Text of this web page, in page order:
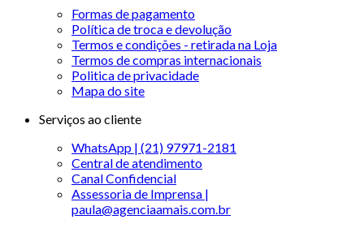
Formas de pagamento
Política de troca e devolução
Termos e condições - retirada na Loja
Termos de compras internacionais
Politica de privacidade
Mapa do site
Serviços ao cliente
WhatsApp | (21) 97971-2181
Central de atendimento
Canal Confidencial
Assessoria de Imprensa |
paula@agenciaamais.com.br